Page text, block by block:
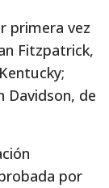
primera vez
Fitzpatrick,
Davidson, de
por